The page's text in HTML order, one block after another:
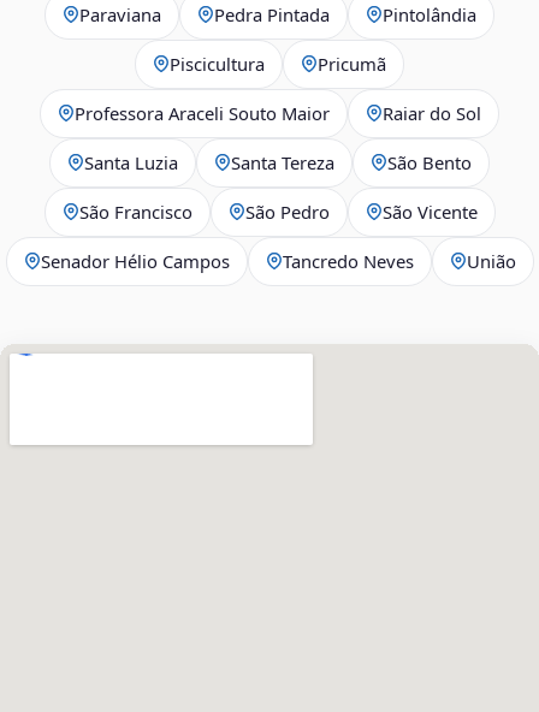
Paraviana Pedra Pintada Pintolândia
Piscicultura Pricumã
Professora Araceli Souto Maior Raiar do Sol
Santa Luzia Santa Tereza São Bento
São Francisco São Pedro São Vicente
Senador Hélio Campos Tancredo Neves União